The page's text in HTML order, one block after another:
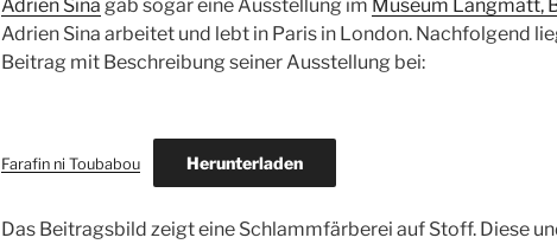
Adrien Sina gab sogar eine Ausstellung im Museum Langmatt,
Adrien Sina arbeitet und lebt in Paris in London. Nachfolgend
Beitrag mit Beschreibung seiner Ausstellung bei:
Farafin ni Toubabou Herunterladen
Das Beitragsbild zeigt eine Schlammfärberei auf Stoff. Diese